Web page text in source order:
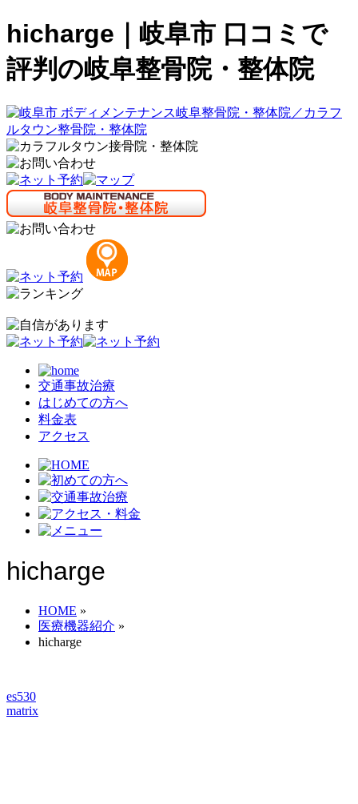
hicharge｜岐阜市 口コミで
評判の岐阜整骨院・整体院
交通事故治療
はじめての方へ
料金表
アクセス
hicharge
HOME »
医療機器紹介 »
hicharge
es530
matrix